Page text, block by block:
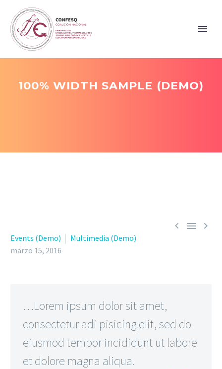
100% WIDTH SAMPLE (DEMO)
  
Events (Demo)
Multimedia (Demo)
marzo 15, 2016
…Lorem ipsum dolor sit amet,
consectetur adi pisicing elit, sed do
eiusmod tempor incididunt ut labore
et dolore magna aliqua.